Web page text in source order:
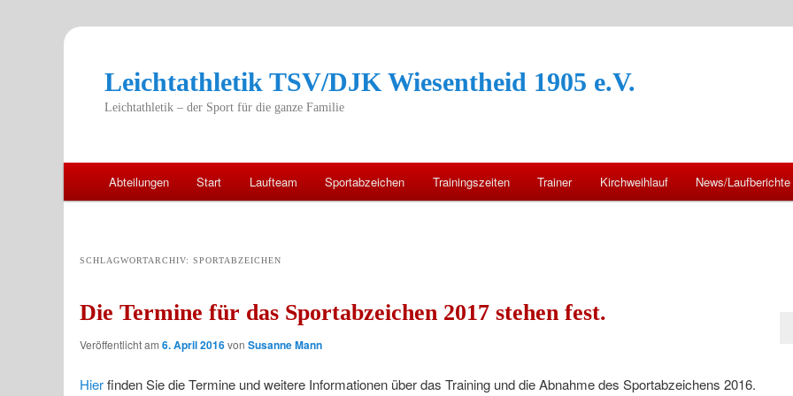
Leichtathletik TSV/DJK Wiesentheid 1905 e.V.
Leichtathletik – der Sport für die ganze Familie
Zum
springen
Zum
springen
Abteilungen Start Laufteam Sportabzeichen Trainingszeiten Trainer Kirchweihlauf News/Laufberichte
SCHLAGWORTARCHIV: SPORTABZEICHEN
Die Termine für das Sportabzeichen 2017 stehen fest.
Veröffentlicht am 6. April 2016von Susanne Mann
Hierfinden Sie die Termine und weitere Informationen über das Training und die Abnahme des Sportabzeichens 2016.